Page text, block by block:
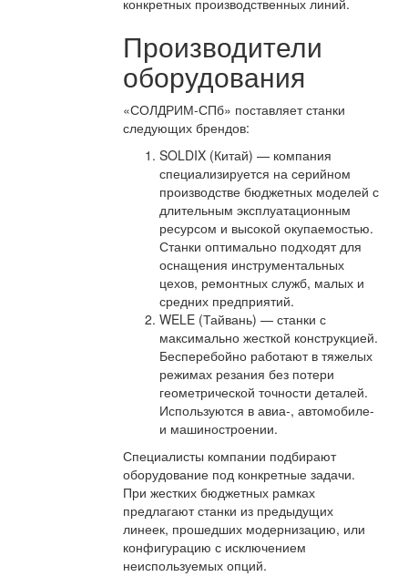
конкретных производственных линий.
Производители
оборудования
«СОЛДРИМ-СПб» поставляет станки
следующих брендов:
SOLDIX (Китай) — компания
специализируется на серийном
производстве бюджетных моделей с
длительным эксплуатационным
ресурсом и высокой окупаемостью.
Станки оптимально подходят для
оснащения инструментальных
цехов, ремонтных служб, малых и
средних предприятий.
WELE (Тайвань) — станки с
максимально жесткой конструкцией.
Бесперебойно работают в тяжелых
режимах резания без потери
геометрической точности деталей.
Используются в авиа-, автомобиле-
и машиностроении.
Специалисты компании подбирают
оборудование под конкретные задачи.
При жестких бюджетных рамках
предлагают станки из предыдущих
линеек, прошедших модернизацию, или
конфигурацию с исключением
неиспользуемых опций.